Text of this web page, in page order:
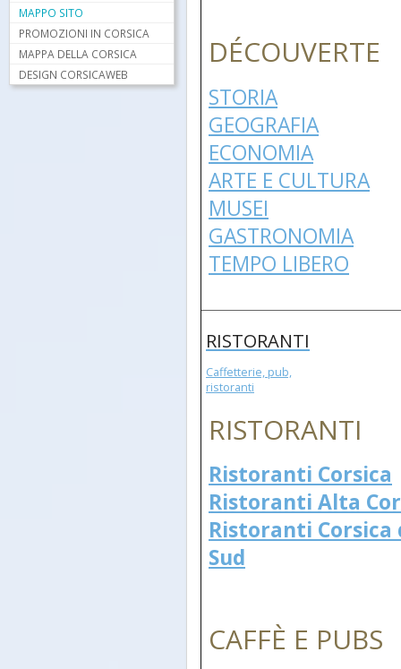
MAPPO SITO
PROMOZIONI IN CORSICA
MAPPA DELLA CORSICA
DESIGN CORSICAWEB
DÉCOUVERTE
STORIA
GEOGRAFIA
ECONOMIA
ARTE E CULTURA
MUSEI
GASTRONOMIA
TEMPO LIBERO
RISTORANTI
Caffetterie, pub,
ristoranti
RISTORANTI
Ristoranti Corsica
Ristoranti Alta
Ristoranti Corsica
Sud
CAFFÈ E PUBS